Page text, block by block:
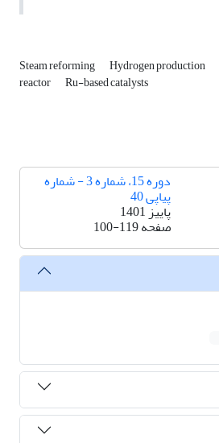
Steam reforming Hydrogen production
reactor Ru-based catalysts
دوره 15، شماره 3 - شماره
پیاپی 40
پاییز 1401
صفحه100-119